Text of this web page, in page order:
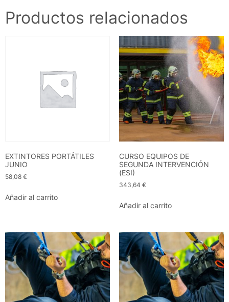
Productos relacionados
EXTINTORES PORTÁTILES
JUNIO
58,08 €
Añadir al carrito
CURSO EQUIPOS DE
SEGUNDA INTERVENCIÓN
(ESI)
343,64 €
Añadir al carrito